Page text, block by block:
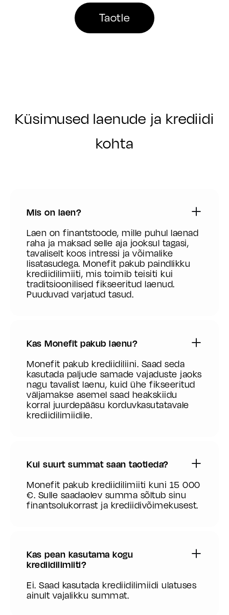
Taotle
Küsimused laenude ja krediidi
kohta
Mis on laen?
Laen on finantstoode, mille puhul laenad
raha ja maksad selle aja jooksul tagasi,
tavaliselt koos intressi ja võimalike
lisatasudega. Monefit pakub paindlikku
krediidilimiiti, mis toimib teisiti kui
traditsioonilised fikseeritud laenud.
Puuduvad varjatud tasud.
Kas Monefit pakub laenu?
Monefit pakub krediidiliini. Saad seda
kasutada paljude samade vajaduste jaoks
nagu tavalist laenu, kuid ühe fikseeritud
väljamakse asemel saad heakskiidu
korral juurdepääsu korduvkasutatavale
krediidilimiidile.
Kui suurt summat saan taotleda?
Monefit pakub krediidilimiiti kuni 15 000
€. Sulle saadaolev summa sõltub sinu
finantsolukorrast ja krediidivõimekusest.
Kas pean kasutama kogu
krediidilimiiti?
Ei. Saad kasutada krediidilimiidi ulatuses
ainult vajalikku summat.